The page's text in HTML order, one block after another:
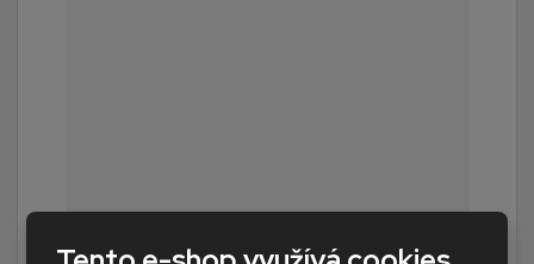
RDC35 Rondo, diamantová korunka na vrtán...